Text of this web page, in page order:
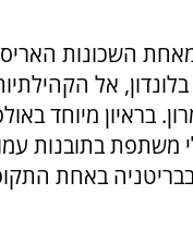
השכונות
בלונדון, אל
משתפת בתובנות
באחת